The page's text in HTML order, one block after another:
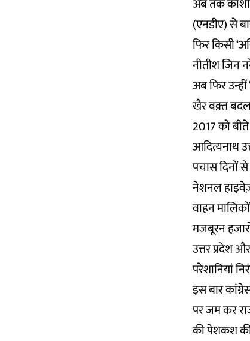
अब तक कोशी
(एनडीए) से
फिर किसी
नीतीश जिन
अब फिर
खैर वक़्त
2017 को
आदित्यनाथ
पचास दिनों
नेशनल
वाहन
मजबूरन
उत्तर प्रदेश
परेशानियां
इस बार
पर जम कर
की पेशकश